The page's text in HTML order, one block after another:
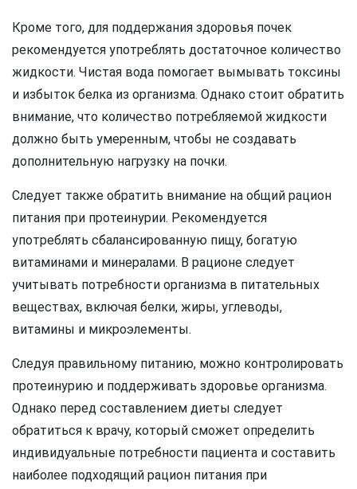
Кроме того, для поддержания здоровья почек
рекомендуется употреблять достаточное количество
жидкости. Чистая вода помогает вымывать токсины
и избыток белка из организма. Однако стоит обратить
внимание, что количество потребляемой жидкости
должно быть умеренным, чтобы не создавать
дополнительную нагрузку на почки.
Следует также обратить внимание на общий рацион
питания при протеинурии. Рекомендуется
употреблять сбалансированную пищу, богатую
витаминами и минералами. В рационе следует
учитывать потребности организма в питательных
веществах, включая белки, жиры, углеводы,
витамины и микроэлементы.
Следуя правильному питанию, можно контролировать
протеинурию и поддерживать здоровье организма.
Однако перед составлением диеты следует
обратиться к врачу, который сможет определить
индивидуальные потребности пациента и составить
наиболее подходящий рацион питания при